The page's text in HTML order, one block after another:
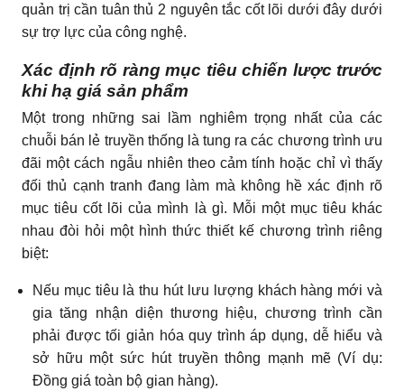
quản trị cần tuân thủ 2 nguyên tắc cốt lõi dưới đây dưới
sự trợ lực của công nghệ.
Xác định rõ ràng mục tiêu chiến lược trước
khi hạ giá sản phẩm
Một trong những sai lầm nghiêm trọng nhất của các
chuỗi bán lẻ truyền thống là tung ra các chương trình ưu
đãi một cách ngẫu nhiên theo cảm tính hoặc chỉ vì thấy
đối thủ cạnh tranh đang làm mà không hề xác định rõ
mục tiêu cốt lõi của mình là gì. Mỗi một mục tiêu khác
nhau đòi hỏi một hình thức thiết kế chương trình riêng
biệt:
Nếu mục tiêu là thu hút lưu lượng khách hàng mới và
gia tăng nhận diện thương hiệu, chương trình cần
phải được tối giản hóa quy trình áp dụng, dễ hiểu và
sở hữu một sức hút truyền thông mạnh mẽ (Ví dụ:
Đồng giá toàn bộ gian hàng).